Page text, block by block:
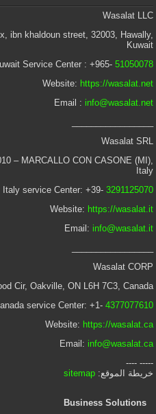
Wasalat LLC
ibn khaldoun street, 32003, Hawally,
Kuwait
Service Center : +965- 51050078
Website: https://wasalat.net
Email : info@wasalat.net
Wasalat SRL
– MARCALLO CON CASONE (MI),
Italy
Italy service Center: +39- 3291125070
Website: https://wasalat.it
Email: info@wasalat.it
Wasalat CORP
Cir, Oakville, ON L6H 7C3, Canada
service Center: +1- 4377077610
Website: https://wasalat.ca
Email: info@wasalat.ca
----- ----
خريطة الموقع:sitemap
Business Solutions